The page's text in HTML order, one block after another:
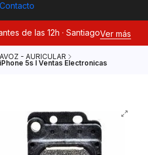
Contacto
de las 12h · SantiagoVer más
- AURICULAR
5s I Ventas Electronicas